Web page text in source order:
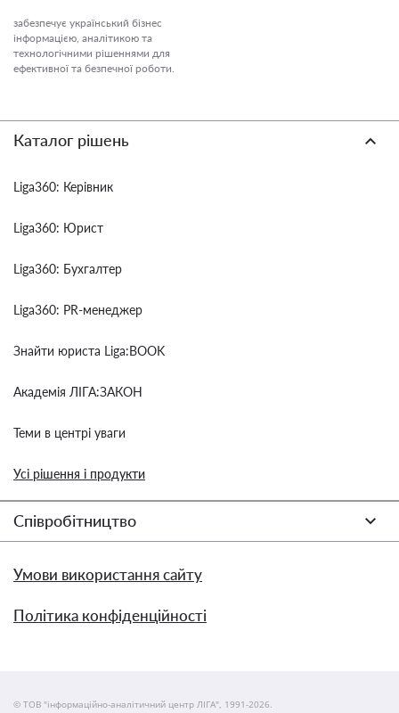
забезпечує український бізнес
інформацією, аналітикою та
технологічними рішеннями для
ефективної та безпечної роботи.
Каталог рішень
Liga360: Керівник
Liga360: Юрист
Liga360: Бухгалтер
Liga360: PR-менеджер
Знайти юриста Liga:BOOK
Академія ЛІГА:ЗАКОН
Теми в центрі уваги
Усі рішення і продукти
Співробітництво
Умови використання сайту
Політика конфіденційності
© ТОВ "інформаційно-аналітичний центр ЛІГА", 1991-2026.